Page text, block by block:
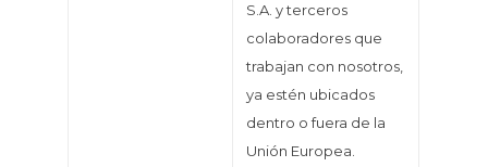
S.A. y terceros
colaboradores que
trabajan con nosotros,
ya estén ubicados
dentro o fuera de la
Unión Europea.